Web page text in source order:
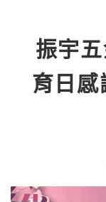
振宇
育日感